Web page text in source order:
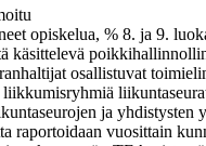
opiskelua, % 8. ja 9.
käsittelevä
osallistuvat
liikkumisryhmiä
ja yhdistysten
raportoidaan vuosittain